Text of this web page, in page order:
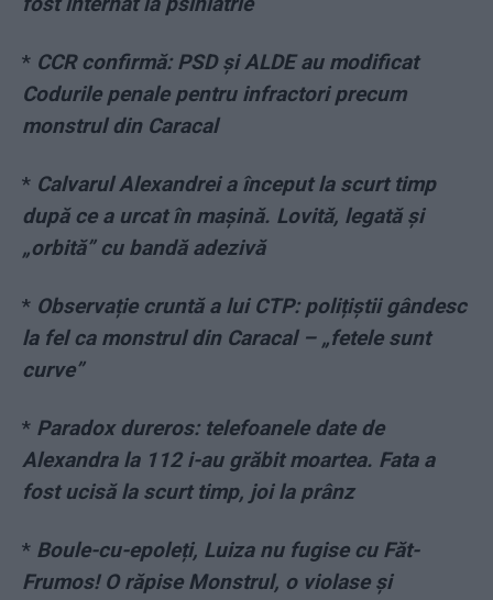
* CCR confirmă: PSD și ALDE au modificat
Codurile penale pentru infractori precum
monstrul din Caracal
* Calvarul Alexandrei a început la scurt timp
după ce a urcat în mașină. Lovită, legată și
„orbită” cu bandă adezivă
* Observație cruntă a lui CTP: polițiștii gândesc
la fel ca monstrul din Caracal – „fetele sunt
curve”
* Paradox dureros: telefoanele date de
Alexandra la 112 i-au grăbit moartea. Fata a
fost ucisă la scurt timp, joi la prânz
* Boule-cu-epoleți, Luiza nu fugise cu Făt-
Frumos! O răpise Monstrul, o violase și